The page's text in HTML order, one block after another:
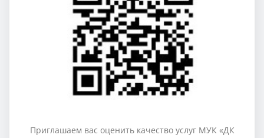
Приглашаем вас оценить качество услуг МУК «ДК